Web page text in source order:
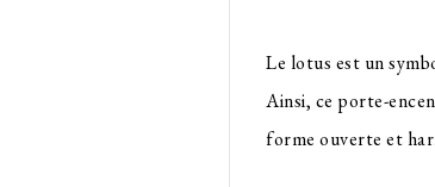
Le lotus est un
Ainsi, ce porte-
forme ouverte et